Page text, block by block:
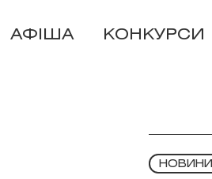
АФІША КОНКУРСИ
НОВИНИ